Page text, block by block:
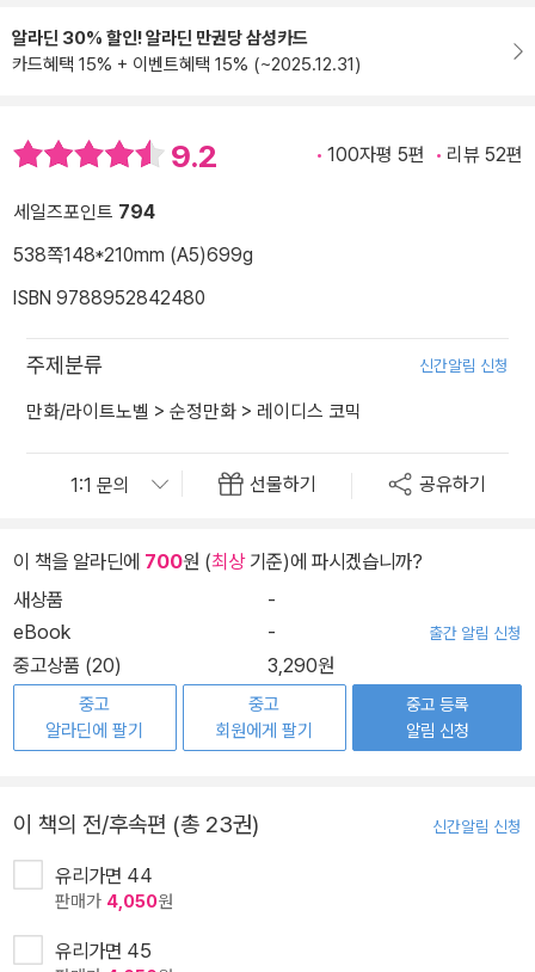
알라딘 30% 할인! 알라딘 만권당 삼성카드
카드혜택 15% + 이벤트혜택 15% (~2025.12.31)
9.2 100자평 5편 리뷰 52편
세일즈포인트 794
538쪽148*210mm (A5)699g
ISBN 9788952842480
주제분류 신간알림 신청
만화/라이트노벨 > 순정만화 > 레이디스 코믹
선물하기 공유하기
이 책을 알라딘에 700원 (최상기준)에 파시겠습니까?
새상품
-
eBook
- 출간 알림 신청
중고상품 (20) 3,290원
중고
알라딘에 팔기
중고
회원에게 팔기
중고 등록
알림 신청
이 책의 전/후속편 (총 23권) 신간알림 신청
유리가면 44
판매가 4,050원
유리가면 45